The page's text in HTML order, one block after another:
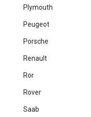
Plymouth
Peugeot
Porsche
Renault
Ror
Rover
Saab